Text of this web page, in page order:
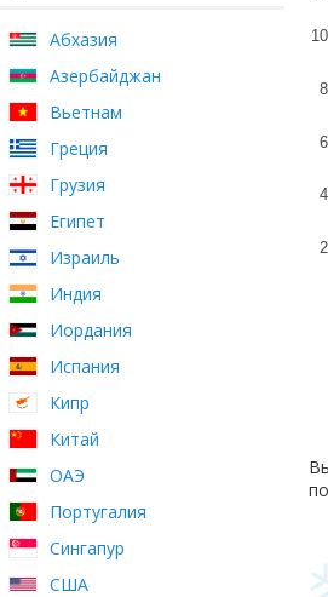
Абхазия
Азербайджан
Вьетнам
Греция
Грузия
Египет
Израиль
Индия
Иордания
Испания
Кипр
Китай
ОАЭ
Португалия
Сингапур
США